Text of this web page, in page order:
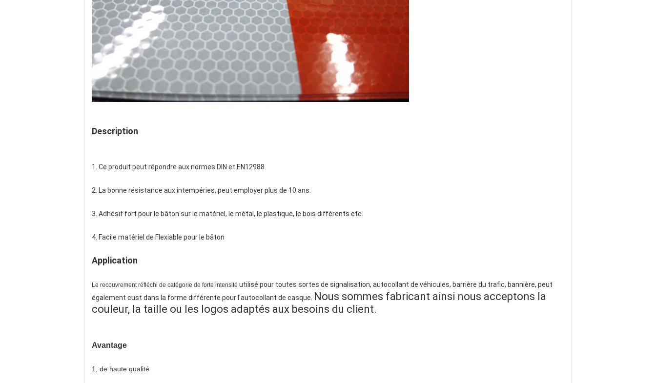
Description
1. Ce produit peut répondre aux normes DIN et EN12988.
2. La bonne résistance aux intempéries, peut employer plus de 10 ans.
3. Adhésif fort pour le bâton sur le matériel, le métal, le plastique, le bois différents etc.
4. Facile matériel de Flexiable pour le bâton
Application
Le recouvrement réfléchi de catégorie de forte intensité utilisé pour toutes sortes de signalisation, autocollant de véhicules, barrière du trafic, bannière, peut
également cust dans la forme différente pour l'autocollant de casque. Nous sommes fabricant ainsi nous acceptons la
couleur, la taille ou les logos adaptés aux besoins du client.
Avantage
1, de haute qualité